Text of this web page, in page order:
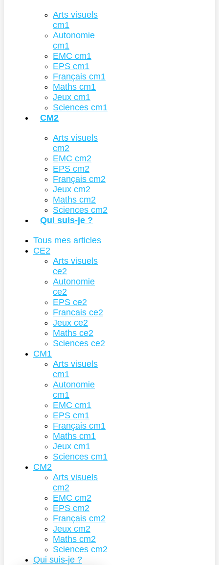
Arts visuels
cm1
Autonomie
cm1
EMC cm1
EPS cm1
Français cm1
Maths cm1
Jeux cm1
Sciences cm1
CM2
Arts visuels
cm2
EMC cm2
EPS cm2
Français cm2
Jeux cm2
Maths cm2
Sciences cm2
Qui suis-je ?
Tous mes articles
CE2
Arts visuels
ce2
Autonomie
ce2
EPS ce2
Francais ce2
Jeux ce2
Maths ce2
Sciences ce2
CM1
Arts visuels
cm1
Autonomie
cm1
EMC cm1
EPS cm1
Français cm1
Maths cm1
Jeux cm1
Sciences cm1
CM2
Arts visuels
cm2
EMC cm2
EPS cm2
Français cm2
Jeux cm2
Maths cm2
Sciences cm2
Qui suis-je ?